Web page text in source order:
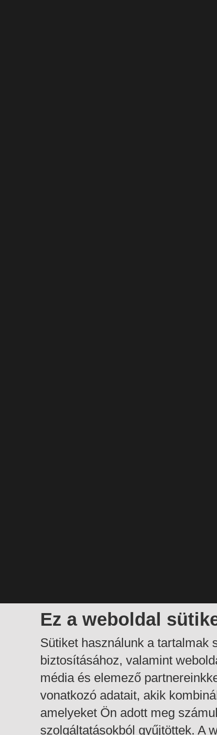
Ez a weboldal
Sütiket használunk a tartalmak
biztosításához, valamint
média és elemező
vonatkozó adatait, akik
amelyeket Ön adott meg
szolgáltatásokból gyűjtöttek. A